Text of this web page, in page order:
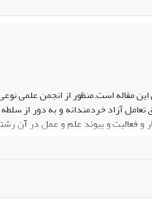
مقاله است.منظور از انجمن علمی
تعامل آزاد خردمندانه و به دور از
و فعالیت و پیوند علم و عمل در آن
و تحلیل وضعیت موجود و عملکرد
انجمنها در گذر از وضع موجود به